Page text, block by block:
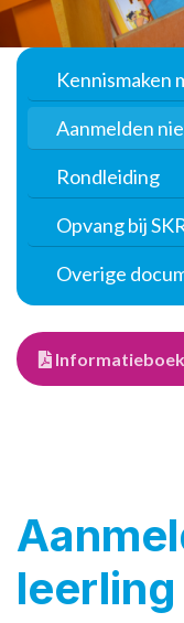
Kennismaken
Aanmelden
Rondleiding
Opvang bij
Overige
leerling